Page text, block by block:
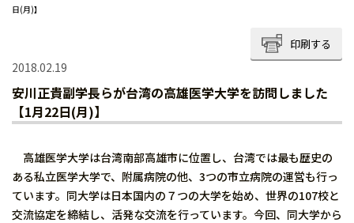
日(月)】
印刷する
2018.02.19
安川正貴副学長らが台湾の高雄医学大学を訪問しました
【1月22日(月)】
高雄医学大学は台湾南部高雄市に位置し、台湾では最も歴史の
ある私立医学大学で、附属病院の他、3つの市立病院の運営も行っ
ています。同大学は日本国内の７つの大学を始め、世界の107校と
交流協定を締結し、活発な交流を行っています。今回、同大学から